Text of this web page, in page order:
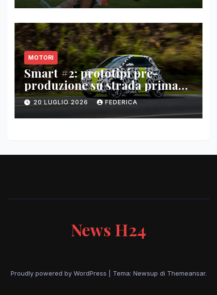
MOTORI
Smart #2: prototipi pre-
produzione su strada prima
del paris motor show 2026
20 LUGLIO 2026 FEDERICA
News H24
Proudly powered by WordPress Tema: Newsup di Themeansar.